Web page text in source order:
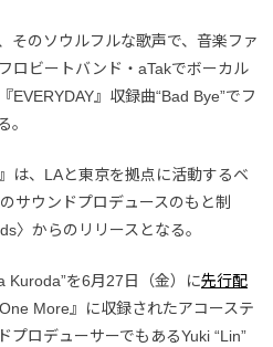
そのソウルフルな歌声で、音楽ファ
ロビートバンド・aTakでボーカル
』収録曲“Bad Bye”でフ
。
は、LAと東京を拠点に活動するベ
サウンドプロデュースのもと制
〉からのリリースとなる。
Kuroda”を6月27日（金）に先行配
More』に収録されたアコーステ
プロデューサーでもあるYuki “Lin”